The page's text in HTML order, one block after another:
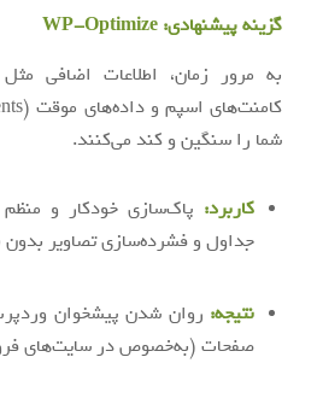
گزینه پیشنهادی: WP-Optimize
به مرور زمان، اطلاعات اضافی
شما را سنگین و کند می‌کنند.
کاربرد: پاک‌سازی خودکار و منظم
جداول و فشرده‌سازی تصاویر بدون
نتیجه: روان شدن پیشخوان
صفحات (به‌خصوص در سایت‌های